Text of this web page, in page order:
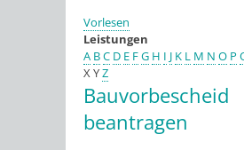
Vorlesen
Leistungen
A BC D E FG H I J K L M N O P
XYZ
Bauvorbescheid
beantragen